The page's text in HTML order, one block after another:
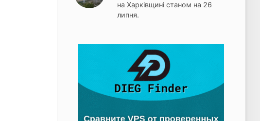
на Харківщині станом на 26
липня.